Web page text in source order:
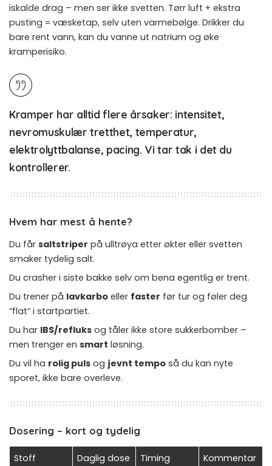
iskalde drag – men ser ikke svetten. Tørr luft + ekstra
pusting = væsketap, selv uten varmebølge. Drikker du
bare rent vann, kan du vanne ut natrium og øke
kramperisiko.
Kramper har alltid flere årsaker: intensitet,
nevromuskulær tretthet, temperatur,
elektrolyttbalanse, pacing. Vi tar tak i det du
kontrollerer.
Hvem har mest å hente?
Du får saltstriper på ulltrøya etter økter eller svetten
smaker tydelig salt.
Du crasher i siste bakke selv om bena egentlig er trent.
Du trener på lavkarbo eller faster før tur og føler deg
“flat” i startpartiet.
Du har IBS/refluks og tåler ikke store sukkerbomber –
men trenger en smart løsning.
Du vil ha rolig puls og jevnt tempo så du kan nyte
sporet, ikke bare overleve.
Dosering – kort og tydelig
Stoff
Daglig dose
Timing Kommentar